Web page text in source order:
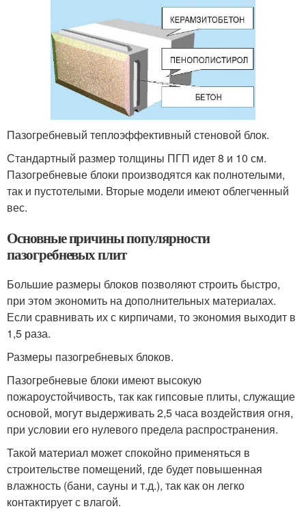
Пазогребневый теплоэффективный стеновой блок.
Стандартный размер толщины ПГП идет 8 и 10 см.
Пазогребневые блоки производятся как полнотелыми,
так и пустотелыми. Вторые модели имеют облегченный
вес.
Основные причины популярности
пазогребневых плит
Большие размеры блоков позволяют строить быстро,
при этом экономить на дополнительных материалах.
Если сравнивать их с кирпичами, то экономия выходит в
1,5 раза.
Размеры пазогребневых блоков.
Пазогребневые блоки имеют высокую
пожароустойчивость, так как гипсовые плиты, служащие
основой, могут выдерживать 2,5 часа воздействия огня,
при условии его нулевого предела распространения.
Такой материал может спокойно применяться в
строительстве помещений, где будет повышенная
влажность (бани, сауны и т.д.), так как он легко
контактирует с влагой.